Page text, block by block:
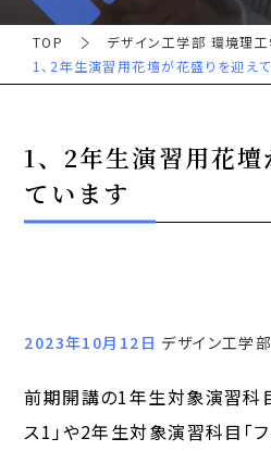
TOP
デザイン工学部 環境理
1、2年生演習用花壇が花盛りを迎え
1、2年生演習用花
ています
2023年10月12日 デザイン工学
前期開講の1年生対象演習科
ス1」や2年生対象演習科目「